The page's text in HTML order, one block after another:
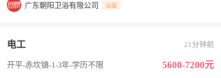
广东朝阳卫浴有限公司 认证
电工 21分钟前
开平-赤坎镇-1-3年-学历不限 5600-7200元